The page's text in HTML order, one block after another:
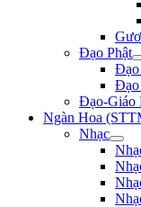
Đạo Phật
Đạo
Đạo
Đạo-Giáo
Ngàn Hoa
Nhạc